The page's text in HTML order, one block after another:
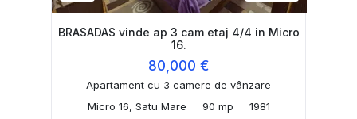
BRASADAS vinde ap 3 cam etaj 4/4 in Micro
16.
80,000 €
Apartament cu 3 camere de vânzare
Micro 16, Satu Mare
90 mp 1981